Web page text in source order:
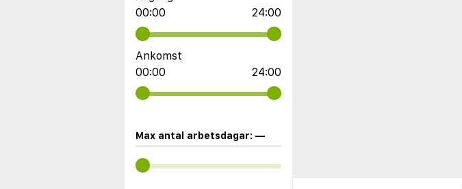
00:00
24:00
Ankomst
00:00
24:00
Max antal arbetsdagar: —